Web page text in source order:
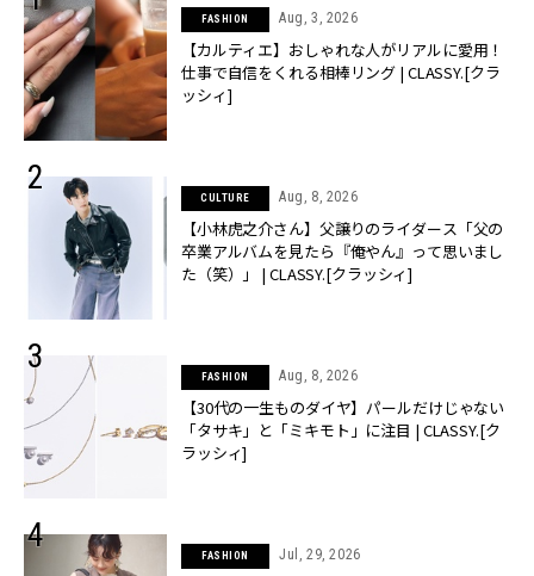
FASHION Aug, 3, 2026
【カルティエ】おしゃれな人がリアルに愛用！
仕事で自信をくれる相棒リング | CLASSY.[クラ
ッシィ]
CULTURE Aug, 8, 2026
【小林虎之介さん】父譲りのライダース「父の
卒業アルバムを見たら『俺やん』って思いまし
た（笑）」 | CLASSY.[クラッシィ]
FASHION Aug, 8, 2026
【30代の一生ものダイヤ】パールだけじゃない
「タサキ」と「ミキモト」に注目 | CLASSY.[ク
ラッシィ]
FASHION Jul, 29, 2026